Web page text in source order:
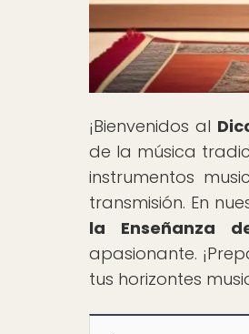
¡Bienvenidos al
de la música
instrumentos
transmisión. En
la Enseñanza
apasionante.
tus horizontes